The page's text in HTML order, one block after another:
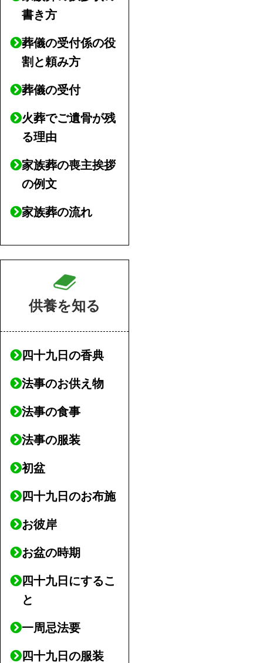
書き方
葬儀の受付係の役
割と頼み方
葬儀の受付
火葬でご遺骨が残
る理由
家族葬の喪主挨拶
の例文
家族葬の流れ
供養を知る
四十九日の香典
法事のお供え物
法事の食事
法事の服装
初盆
四十九日のお布施
お彼岸
お盆の時期
四十九日にするこ
と
一周忌法要
四十九日の服装